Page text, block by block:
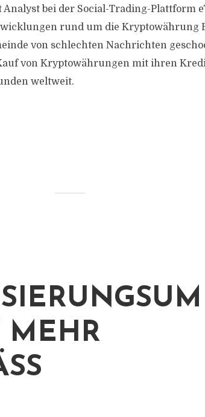
bei der Social-Trading-Plattform
rund um die Kryptowährung
von schlechten Nachrichten
von Kryptowährungen mit ihren
weltweit.
MEHR